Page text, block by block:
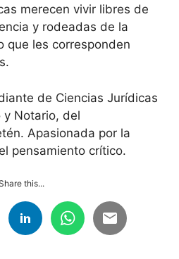
merecen vivir libres de
y rodeadas de la
que les corresponden
de Ciencias Jurídicas
y Notario, del
Apasionada por la
pensamiento crítico.
this...